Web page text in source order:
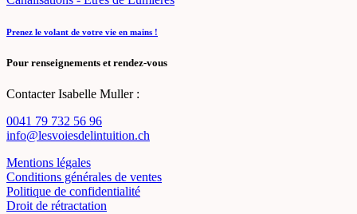
Prenez le volant de votre vie en mains !
Pour renseignements et rendez-vous
Contacter Isabelle Muller :
0041 79 732 56 96
info@lesvoiesdelintuition.ch
Mentions légales
Conditions générales de ventes
Politique de confidentialité
Droit de rétractation